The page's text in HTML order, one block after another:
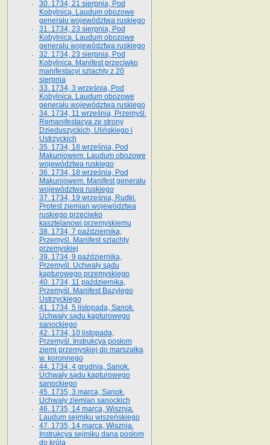
30. 1734, 21 sierpnia, Pod
Kobylnicą. Laudum obozowe
generału województwa ruskiego
31. 1734, 23 sierpnia, Pod
Kobylnicą. Laudum obozowe
generału województwa ruskiego
32. 1734, 23 sierpnia, Pod
Kobylnicą. Manifest przeciwko
manifestacyi szlachty z 20
sierpnia
33. 1734, 3 września, Pod
Kobylnicą. Laudum obozowe
generału województwa ruskiego
34. 1734, 11 września, Przemyśl.
Remanifestacya ze strony
Dzieduszyckich, Ulińskiego i
Ustrzyckich
35. 1734, 18 września, Pod
Makuniowem. Laudum obozowe
województwa ruskiego
36. 1734, 18 września, Pod
Makuniowem. Manifest generału
województwa ruskiego
37. 1734, 19 września, Rudki.
Protest ziemian województwa
ruskiego przeciwko
kasztelanowi przemyskiemu
38. 1734, 7 października,
Przemyśl. Manifest szlachty
przemyskiej
39. 1734, 9 października,
Przemyśl. Uchwały sądu
kapturowego przemyskiego
40. 1734, 11 października,
Przemyśl. Manifest Bazylego
Ustrzyckiego
41. 1734, 5 listopada, Sanok.
Uchwały sądu kapturowego
sanockiego
42. 1734, 10 listopada,
Przemyśl. Instrukcya posłom
ziemi przemyskiej do marszałka
w. koronnego
44. 1734, 4 grudnia, Sanok.
Uchwały sądu kapturowego
sanockiego
45. 1735, 3 marca, Sanok.
Uchwały ziemian sanockich
46. 1735, 14 marca, Wisznia.
Laudum sejmiku wiszeńskiego
47. 1735, 14 marca, Wisznia.
Instrukcya sejmiku dana posłom
do króla